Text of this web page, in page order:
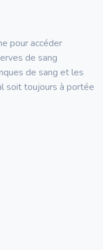
pour accéder
de sang
de sang et les
soit toujours à portée